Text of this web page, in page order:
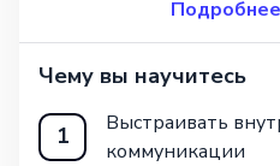
Подробнее
Чему вы научитесь
1
Выстраивать
коммуникации